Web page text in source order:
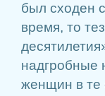
был сходен
время, то
надгробные
женщин в те